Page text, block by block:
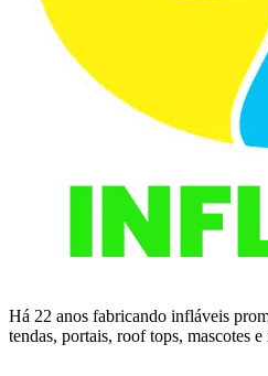
Há 22 anos fabricando infláveis
tendas, portais, roof tops, mascotes